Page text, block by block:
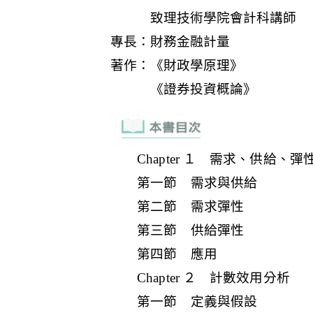
Chapter １ 需求、供給、彈
第一節 需求與供給
第二節 需求彈性
第三節 供給彈性
第四節 應用
Chapter ２ 計數效用分析
第一節 定義與假設